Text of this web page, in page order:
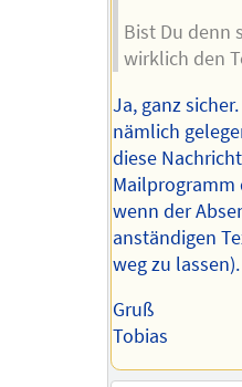
Bist Du denn
wirklich den
Ja, ganz
nämlich
diese
Mailprogramm
wenn der
anständigen
weg zu lassen).
Gruß
Tobias